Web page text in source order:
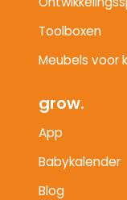
Toolboxen
Meubels voor
grow.
App
Babykalender
Blog